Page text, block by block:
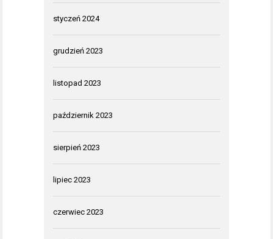
styczeń 2024
grudzień 2023
listopad 2023
październik 2023
sierpień 2023
lipiec 2023
czerwiec 2023